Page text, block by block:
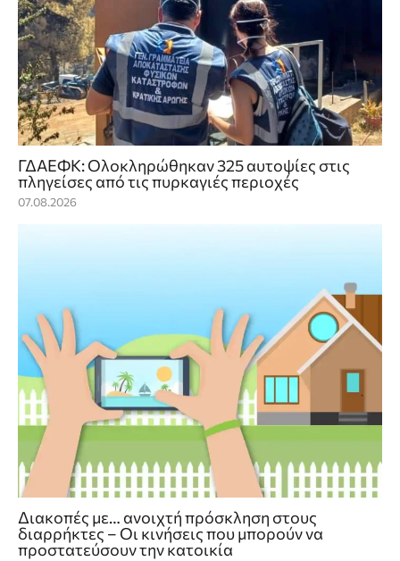
ΓΔΑΕΦΚ: Ολοκληρώθηκαν 325 αυτοψίες στις
πληγείσες από τις πυρκαγιές περιοχές
07.08.2026
Διακοπές με… ανοιχτή πρόσκληση στους
διαρρήκτες – Οι κινήσεις που μπορούν να
προστατεύσουν την κατοικία